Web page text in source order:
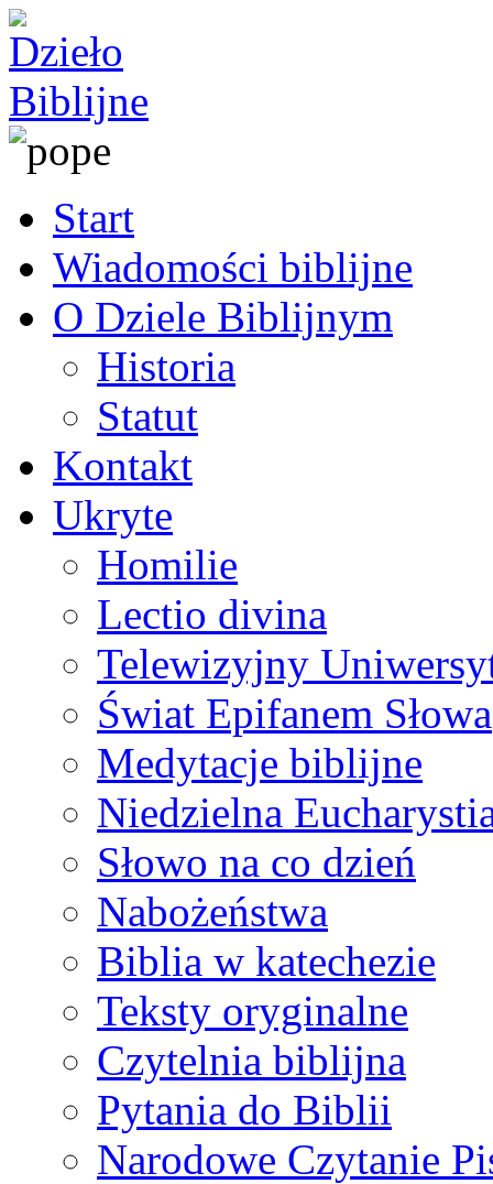
Start
Wiadomości biblijne
O Dziele Biblijnym
Historia
Statut
Kontakt
Ukryte
Homilie
Lectio divina
Telewizyjny
Świat Epifanem Słowa
Medytacje biblijne
Niedzielna
Słowo na co dzień
Nabożeństwa
Biblia w katechezie
Teksty oryginalne
Czytelnia biblijna
Pytania do Biblii
Narodowe Czytanie